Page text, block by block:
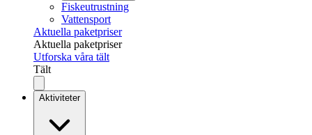
Fiskeutrustning
Vattensport
Aktuella paketpriser
Aktuella paketpriser
Utforska våra tält
Tält
Aktiviteter